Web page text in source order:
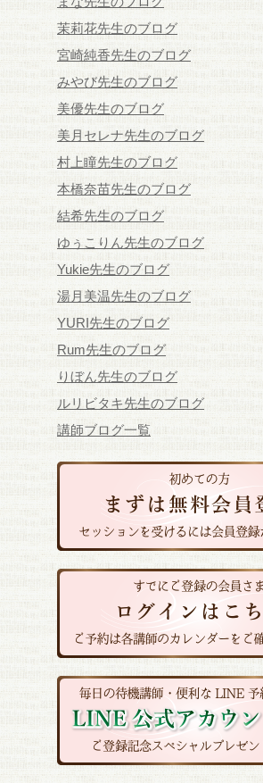
茉莉花先生のブログ
宮崎純香先生のブログ
みやび先生のブログ
美優先生のブログ
美月セレナ先生のブログ
村上瞳先生のブログ
本橋奈苗先生のブログ
結希先生のブログ
ゆぅこりん先生のブログ
Yukie先生のブログ
湯月美温先生のブログ
YURI先生のブログ
Rum先生のブログ
りぼん先生のブログ
ルリビタキ先生のブログ
講師ブログ一覧